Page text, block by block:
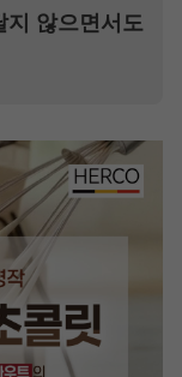
지 않으면서도